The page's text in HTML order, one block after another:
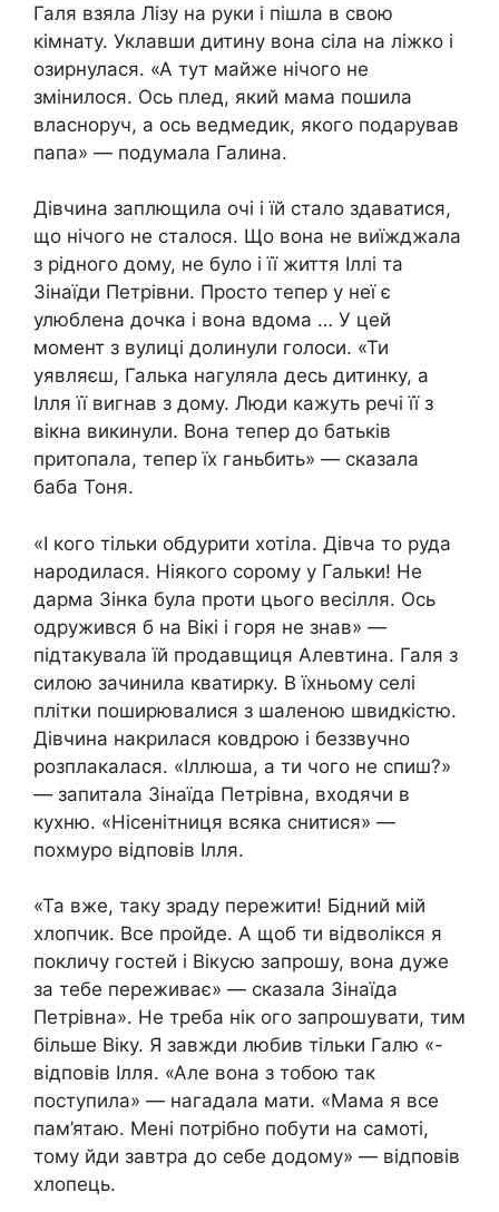
Галя взяла Лізу на руки і пішла в свою
кімнату. Уклавши дитину вона сіла на ліжко і
озирнулася. «А тут майже нічого не
змінилося. Ось плед, який мама пошила
власноруч, а ось ведмедик, якого подарував
папа» — подумала Галина.
Дівчина заплющила очі і їй стало здаватися,
що нічого не сталося. Що вона не виїжджала
з рідного дому, не було і її життя Іллі та
Зінаїди Петрівни. Просто тепер у неї є
улюблена дочка і вона вдома … У цей
момент з вулиці долинули голоси. «Ти
уявляєш, Галька нагуляла десь дитинку, а
Ілля її вигнав з дому. Люди кажуть речі її з
вікна викинули. Вона тепер до батьків
притопала, тепер їх ганьбить» — сказала
баба Тоня.
«І кого тільки обдурити хотіла. Дівча то руда
народилася. Ніякого сорому у Гальки! Не
дарма Зінка була проти цього весілля. Ось
одружився б на Вікі і горя не знав» —
підтакувала їй продавщиця Алевтина. Галя з
силою зачинила кватирку. В їхньому селі
плітки поширювалися з шаленою швидкістю.
Дівчина накрилася ковдрою і беззвучно
розплакалася. «Іллюша, а ти чого не спиш?»
— запитала Зінаїда Петрівна, входячи в
кухню. «Нісенітниця всяка снитися» —
похмуро відповів Ілля.
«Та вже, таку зраду пережити! Бідний мій
хлопчик. Все пройде. А щоб ти відволікся я
покличу гостей і Вікусю запрошу, вона дуже
за тебе переживає» — сказала Зінаїда
Петрівна». Не треба нік ого запрошувати, тим
більше Віку. Я завжди любив тільки Галю «-
відповів Ілля. «Але вона з тобою так
поступила» — нагадала мати. «Мама я все
пам’ятаю. Мені потрібно побути на самоті,
тому йди завтра до себе додому» — відповів
хлопець.